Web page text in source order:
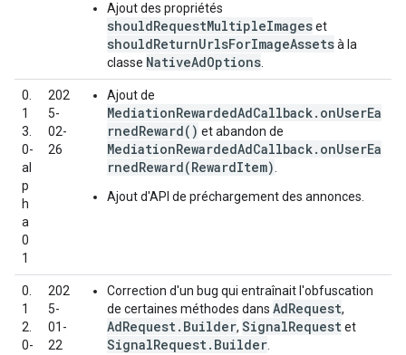
Ajout des propriétés
shouldRequestMultipleImageset
shouldReturnUrlsForImageAssetsà la
classe NativeAdOptions
0.
1
3.
0-
al
p
h
a
0
1
202
5-
02-
26
Ajout de
MediationRewardedAdCallback.onUserEa
rnedReward() et abandon de
MediationRewardedAdCallback.onUserEa
rnedReward(RewardItem)
Ajout d'API de préchargement des annonces.
0.
1
2.
0-
202
5-
01-
22
Correction d'un bug qui entraînait l'obfuscation
de certaines méthodes dans AdRequest,
AdRequest.Builder, SignalRequestet
SignalRequest.Builder